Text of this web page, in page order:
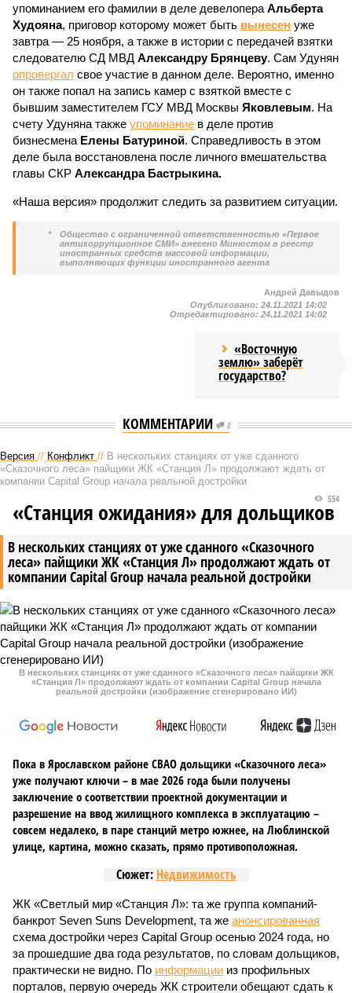
упоминанием его фамилии в деле девелопера Альберта
Худояна, приговор которому может быть вынесен уже
завтра — 25 ноября, а также в истории с передачей взятки
следователю СД МВД Александру Брянцеву. Сам Удунян
опровергал свое участие в данном деле. Вероятно, именно
он также попал на запись камер с взяткой вместе с
бывшим заместителем ГСУ МВД Москвы Яковлевым. На
счету Удуняна также упоминание в деле против
бизнесмена Елены Батуриной. Справедливость в этом
деле была восстановлена после личного вмешательства
главы СКР Александра Бастрыкина.
«Наша версия» продолжит следить за развитием ситуации.
*
Общество с ограниченной ответственностью «Первое
антикоррупционное СМИ» внесено Минюстом в реестр
иностранных средств массовой информации,
выполняющих функции иностранного агента
Андрей Давыдов
Опубликовано: 24.11.2021 14:02
Отредактировано: 24.11.2021 14:02
«Восточную
землю» заберёт
государство?
КОММЕНТАРИИ 0
Версия // Конфликт // В нескольких станциях от уже сданного
«Сказочного леса» пайщики ЖК «Станция Л» продолжают ждать от
компании Capital Group начала реальной достройки
В нескольких станциях от уже сданного «Сказочного
леса» пайщики ЖК «Станция Л» продолжают ждать от
компании Capital Group начала реальной достройки
554
«Станция ожидания» для дольщиков
В нескольких станциях от уже сданного «Сказочного леса» пайщики ЖК
«Станция Л» продолжают ждать от компании Capital Group начала
реальной достройки (изображение сгенерировано ИИ)
Пока в Ярославском районе СВАО дольщики «Сказочного леса»
уже получают ключи – в мае 2026 года были получены
заключение о соответствии проектной документации и
разрешение на ввод жилищного комплекса в эксплуатацию –
совсем недалеко, в паре станций метро южнее, на Люблинской
улице, картина, можно сказать, прямо противоположная.
Сюжет: Недвижимость
ЖК «Светлый мир «Станция Л»: та же группа компаний-
банкрот Seven Suns Development, та же анонсированная
схема достройки через Capital Group осенью 2024 года, но
за прошедшие два года результатов, по словам дольщиков,
практически не видно. По информации из профильных
порталов, первую очередь ЖК строители обещают сдать к